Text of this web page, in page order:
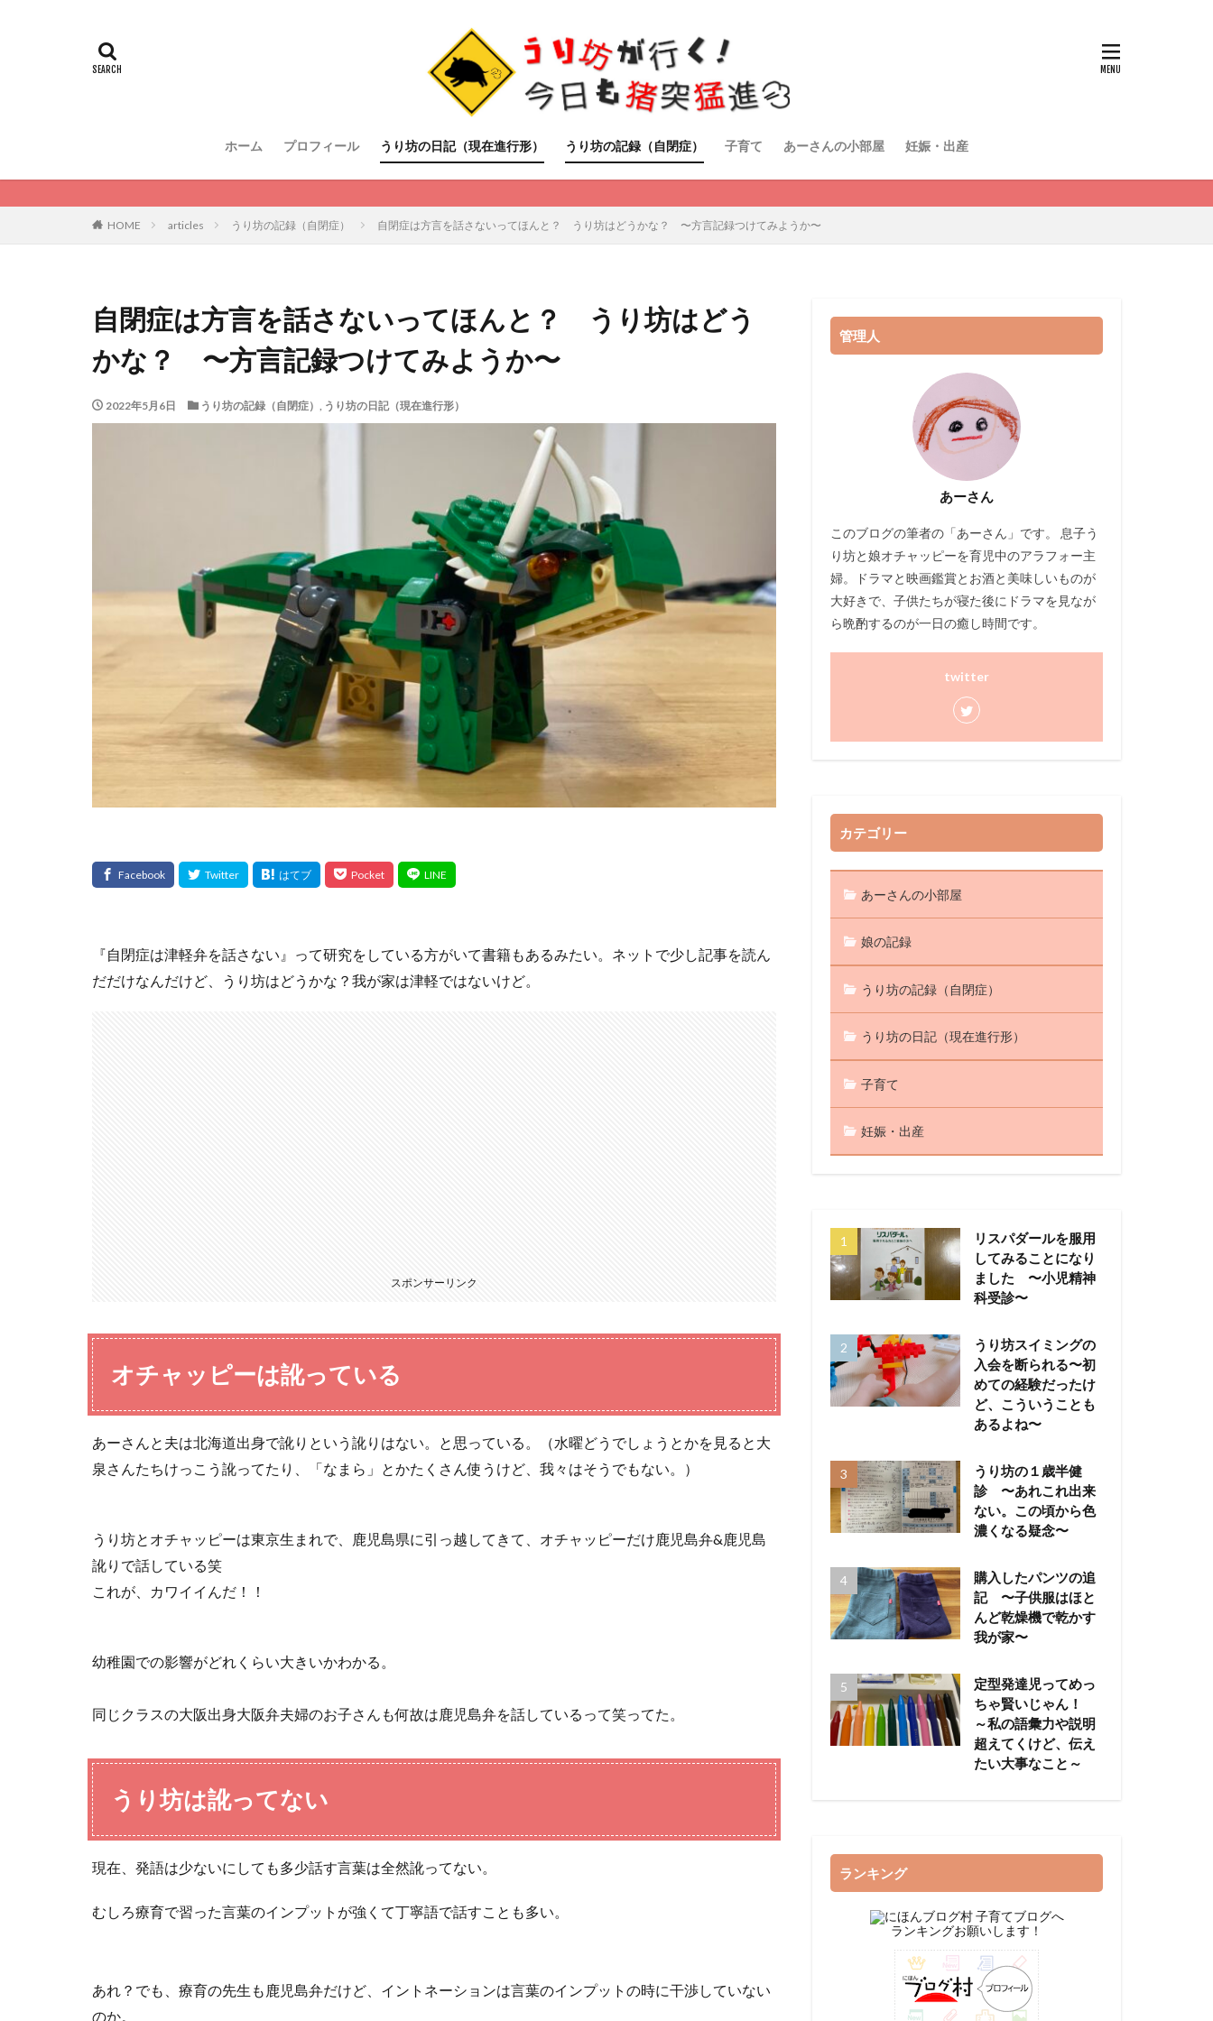
ホーム プロフィール うり坊の日記（現在進行形） うり坊の記録（自閉症） 子育て あーさんの小部屋 妊娠・出産
HOME articles うり坊の記録（自閉症） 自閉症は方言を話さないってほんと？ うり坊はどうかな？ 〜方言記録つけてみようか〜
自閉症は方言を話さないってほんと？ うり坊はどう
かな？ 〜方言記録つけてみようか〜
2022年5月6日 うり坊の記録（自閉症） , うり坊の日記（現在進行形）
『自閉症は津軽弁を話さない』って研究をしている方がいて書籍もあるみたい。ネットで少し記事を読ん
だだけなんだけど、うり坊はどうかな？我が家は津軽ではないけど。
スポンサーリンク
オチャッピーは訛っている
あーさんと夫は北海道出身で訛りという訛りはない。と思っている。（水曜どうでしょうとかを見ると大
泉さんたちけっこう訛ってたり、「なまら」とかたくさん使うけど、我々はそうでもない。）
うり坊とオチャッピーは東京生まれで、鹿児島県に引っ越してきて、オチャッピーだけ鹿児島弁&鹿児島
訛りで話している笑
これが、カワイイんだ！！
幼稚園での影響がどれくらい大きいかわかる。
同じクラスの大阪出身大阪弁夫婦のお子さんも何故は鹿児島弁を話しているって笑ってた。
うり坊は訛ってない
現在、発語は少ないにしても多少話す言葉は全然訛ってない。
むしろ療育で習った言葉のインプットが強くて丁寧語で話すことも多い。
あれ？でも、療育の先生も鹿児島弁だけど、イントネーションは言葉のインプットの時に干渉していない
のか。
管理人
あーさん
このブログの筆者の「あーさん」です。 息子う
り坊と娘オチャッピーを育児中のアラフォー主
婦。ドラマと映画鑑賞とお酒と美味しいものが
大好きで、子供たちが寝た後にドラマを見なが
ら晩酌するのが一日の癒し時間です。
twitter
カテゴリー
あーさんの小部屋
娘の記録
うり坊の記録（自閉症）
うり坊の日記（現在進行形）
子育て
妊娠・出産
リスパダールを服用
してみることになり
ました 〜小児精神
科受診〜
うり坊スイミングの
入会を断られる〜初
めての経験だったけ
ど、こういうことも
あるよね〜
うり坊の１歳半健
診 〜あれこれ出来
ない。この頃から色
濃くなる疑念〜
購入したパンツの追
記 〜子供服はほと
んど乾燥機で乾かす
我が家〜
定型発達児ってめっ
ちゃ賢いじゃん！
～私の語彙力や説明
超えてくけど、伝え
たい大事なこと～
ランキング
ランキングお願いします！